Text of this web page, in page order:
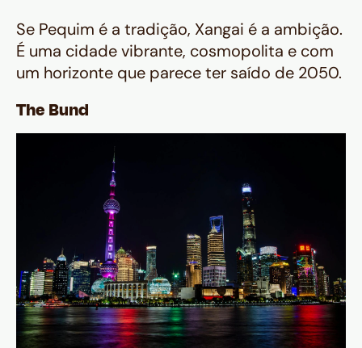
Se Pequim é a tradição, Xangai é a ambição.
É uma cidade vibrante, cosmopolita e com
um horizonte que parece ter saído de 2050.
The Bund